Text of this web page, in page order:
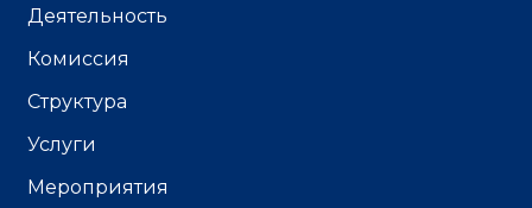
Деятельность
Комиссия
Структура
Услуги
Мероприятия